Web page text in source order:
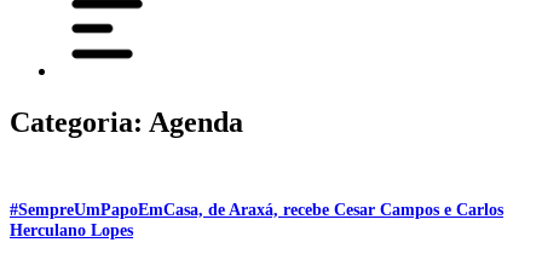
Categoria: Agenda
#SempreUmPapoEmCasa, de Araxá, recebe Cesar Campos e Carlos
Herculano Lopes